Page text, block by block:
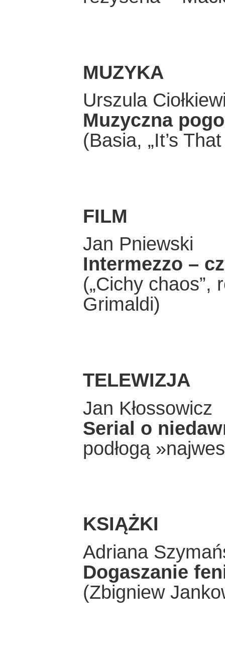
MUZYKA
Urszula
Muzyczna
(Basia, „It’s
FILM
Jan Pniewski
Intermezzo –
(„Cichy chaos”,
Grimaldi)
TELEWIZJA
Jan Kłossowicz
Serial o
podłogą
KSIĄŻKI
Adriana
Dogaszanie
(Zbigniew